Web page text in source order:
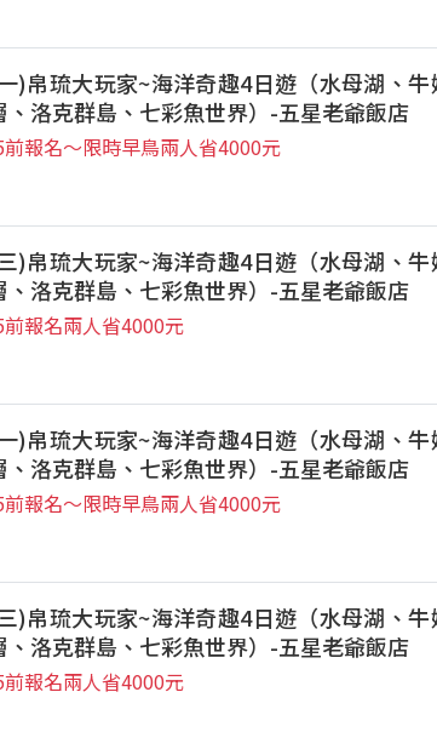
)帛琉大玩家~海洋奇趣4日遊（水母湖、牛
、洛克群島、七彩魚世界）-五星老爺飯店
報名～限時早鳥兩人省4000元
)帛琉大玩家~海洋奇趣4日遊（水母湖、牛
、洛克群島、七彩魚世界）-五星老爺飯店
報名兩人省4000元
)帛琉大玩家~海洋奇趣4日遊（水母湖、牛
、洛克群島、七彩魚世界）-五星老爺飯店
報名～限時早鳥兩人省4000元
)帛琉大玩家~海洋奇趣4日遊（水母湖、牛
、洛克群島、七彩魚世界）-五星老爺飯店
報名兩人省4000元